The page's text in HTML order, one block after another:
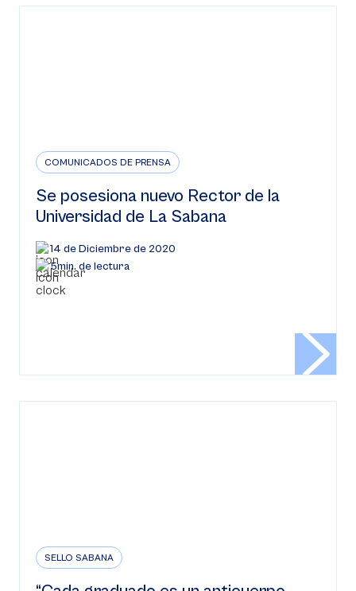
COMUNICADOS DE PRENSA
Se posesiona nuevo Rector de la
Universidad de La Sabana
14 de Diciembre de 2020
5min. de lectura
SELLO SABANA